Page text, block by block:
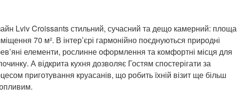
Lviv Croissants стильний, сучасний та дещо камерний: площа
70 м². В інтер’єрі гармонійно поєднуються природні
елементи, рослинне оформлення та комфортні місця для
А відкрита кухня дозволяє Гостям спостерігати за
приготування круасанів, що робить їхній візит ще більш